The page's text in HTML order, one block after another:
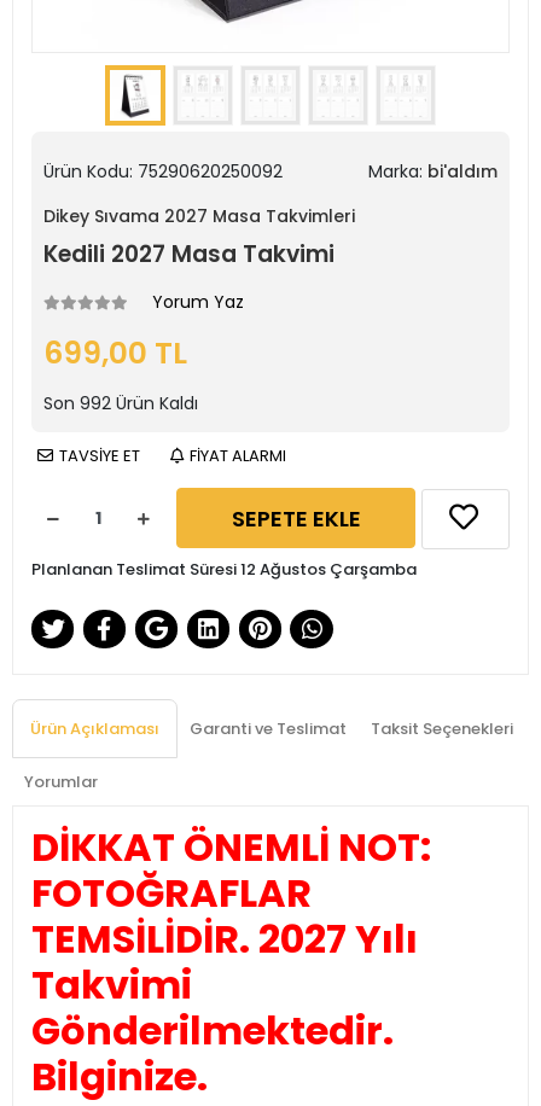
Ürün Kodu: 75290620250092 Marka: bi'aldım
Dikey Sıvama 2027 Masa Takvimleri
Kedili 2027 Masa Takvimi
Yorum Yaz
699,00 TL
Son 992 Ürün Kaldı
TAVSİYE ET FİYAT ALARMI
SEPETE EKLE
Planlanan Teslimat Süresi 12 Ağustos Çarşamba
Ürün Açıklaması Garanti ve Teslimat Taksit Seçenekleri
Yorumlar
DİKKAT ÖNEMLİ NOT:
FOTOĞRAFLAR
TEMSİLİDİR. 2027 Yılı
Takvimi
Gönderilmektedir.
Bilginize.